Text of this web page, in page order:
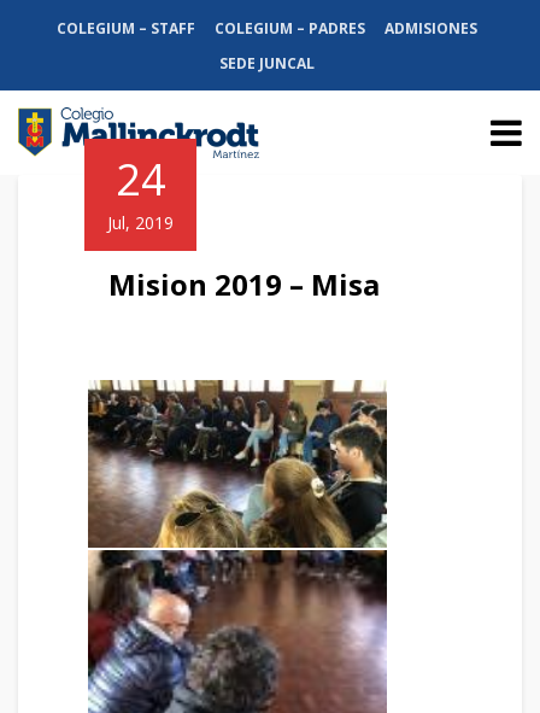
COLEGIUM – STAFF COLEGIUM – PADRES
ADMISIONES
SEDE JUNCAL
24
Jul, 2019
Mision 2019 – Misa